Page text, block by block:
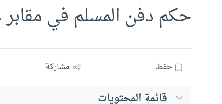
حكم دفن المسلم في مقابر
حفظ مشاركة
قائمة المحتويات